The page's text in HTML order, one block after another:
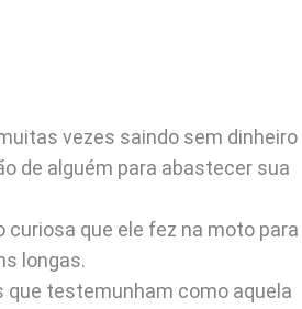
vezes saindo sem dinheiro
de alguém para abastecer sua
curiosa que ele fez na moto para
longas.
que testemunham como aquela